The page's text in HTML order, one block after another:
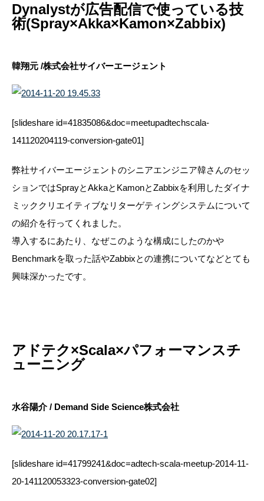
Dynalystが広告配信で使っている技
術(Spray×Akka×Kamon×Zabbix)
韓翔元 /株式会社サイバーエージェント
[slideshare id=41835086&doc=meetupadtechscala-
141120204119-conversion-gate01]
弊社サイバーエージェントのシニアエンジニア韓さんのセッ
ションではSprayとAkkaとKamonとZabbixを利用したダイナ
ミッククリエイティブなリターゲティングシステムについて
の紹介を行ってくれました。
導入するにあたり、なぜこのような構成にしたのかや
Benchmarkを取った話やZabbixとの連携についてなどとても
興味深かったです。
アドテク×Scala×パフォーマンスチ
ューニング
水谷陽介 / Demand Side Science株式会社
[slideshare id=41799241&doc=adtech-scala-meetup-2014-11-
20-141120053323-conversion-gate02]